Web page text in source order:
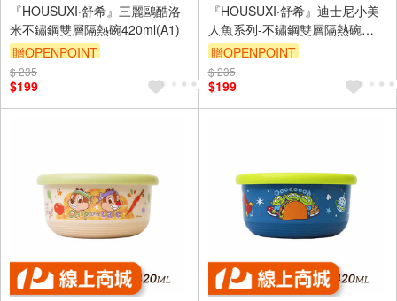
『HOUSUXI·舒希』三麗鷗酷洛
米不鏽鋼雙層隔熱碗420ml(A1)
贈OPENPOINT
$ 235
$199
『HOUSUXI‧舒希』迪士尼小美
人魚系列-不鏽鋼雙層隔熱碗
420ml(A3)
贈OPENPOINT
$ 235
$199